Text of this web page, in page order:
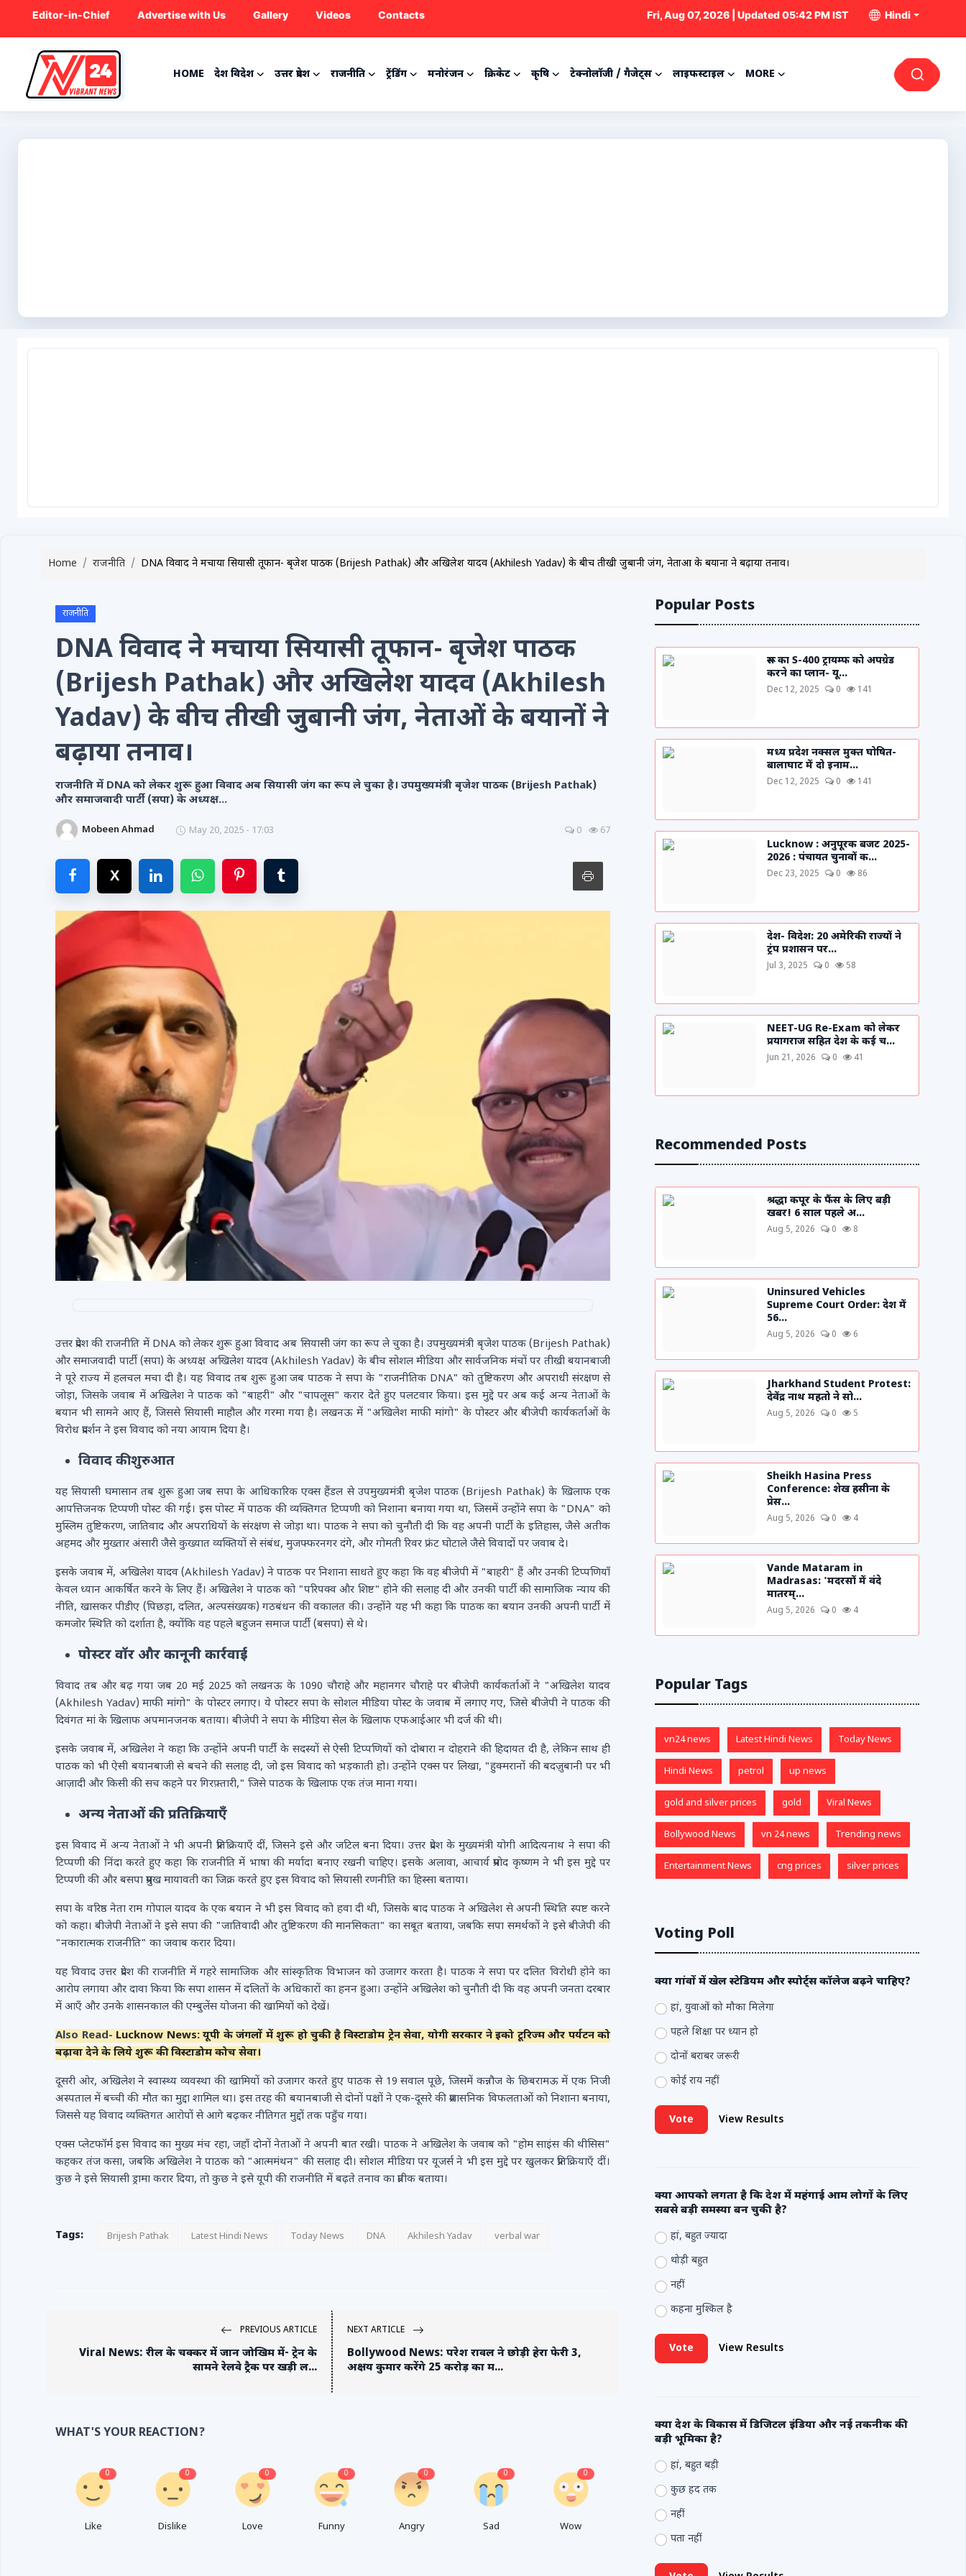
Editor-in-Chief Advertise with Us Gallery Videos Contacts Fri, Aug 07, 2026 | Updated 05:42 PM IST Hindi
HOME देश विदेश उत्तर प्रदेश राजनीति ट्रेंडिंग मनोरंजन क्रिकेट कृषि टेक्नोलॉजी / गैजेट्स लाइफस्टाइल MORE
Home
Advertise with Us
Contacts
Home राजनीति DNA विवाद ने मचाया सियासी तूफान- बृजेश पाठक (Brijesh Pathak) और अखिलेश यादव (Akhilesh Yadav) के बीच तीखी जुबानी जंग, नेताओं के बयानों ने बढ़ाया तनाव।
राजनीति
DNA विवाद ने मचाया सियासी तूफान- बृजेश पाठक
(Brijesh Pathak) और अखिलेश यादव (Akhilesh
Yadav) के बीच तीखी जुबानी जंग, नेताओं के बयानों ने
बढ़ाया तनाव।
राजनीति में DNA को लेकर शुरू हुआ विवाद अब सियासी जंग का रूप ले चुका है। उपमुख्यमंत्री बृजेश पाठक (Brijesh Pathak)
और समाजवादी पार्टी (सपा) के अध्यक्ष...
Mobeen Ahmad May 20, 2025 - 17:03 0 67
उत्तर प्रदेश की राजनीति में DNA को लेकर शुरू हुआ विवाद अब सियासी जंग का रूप ले चुका है। उपमुख्यमंत्री बृजेश पाठक (Brijesh Pathak)
और समाजवादी पार्टी (सपा) के अध्यक्ष अखिलेश यादव (Akhilesh Yadav) के बीच सोशल मीडिया और सार्वजनिक मंचों पर तीखी बयानबाजी
ने पूरे राज्य में हलचल मचा दी है। यह विवाद तब शुरू हुआ जब पाठक ने सपा के "राजनीतिक DNA" को तुष्टिकरण और अपराधी संरक्षण से
जोड़ा, जिसके जवाब में अखिलेश ने पाठक को "बाहरी" और "चापलूस" करार देते हुए पलटवार किया। इस मुद्दे पर अब कई अन्य नेताओं के
बयान भी सामने आए हैं, जिससे सियासी माहौल और गरमा गया है। लखनऊ में "अखिलेश माफी मांगो" के पोस्टर और बीजेपी कार्यकर्ताओं के
विरोध प्रदर्शन ने इस विवाद को नया आयाम दिया है।
विवाद की शुरुआत
यह सियासी घमासान तब शुरू हुआ जब सपा के आधिकारिक एक्स हैंडल से उपमुख्यमंत्री बृजेश पाठक (Brijesh Pathak) के खिलाफ एक
आपत्तिजनक टिप्पणी पोस्ट की गई। इस पोस्ट में पाठक की व्यक्तिगत टिप्पणी को निशाना बनाया गया था, जिसमें उन्होंने सपा के "DNA" को
मुस्लिम तुष्टिकरण, जातिवाद और अपराधियों के संरक्षण से जोड़ा था। पाठक ने सपा को चुनौती दी कि वह अपनी पार्टी के इतिहास, जैसे अतीक
अहमद और मुख्तार अंसारी जैसे कुख्यात व्यक्तियों से संबंध, मुजफ्फरनगर दंगे, और गोमती रिवर फ्रंट घोटाले जैसे विवादों पर जवाब दे।
इसके जवाब में, अखिलेश यादव (Akhilesh Yadav) ने पाठक पर निशाना साधते हुए कहा कि वह बीजेपी में "बाहरी" हैं और उनकी टिप्पणियाँ
केवल ध्यान आकर्षित करने के लिए हैं। अखिलेश ने पाठक को "परिपक्व और शिष्ट" होने की सलाह दी और उनकी पार्टी की सामाजिक न्याय की
नीति, खासकर पीडीए (पिछड़ा, दलित, अल्पसंख्यक) गठबंधन की वकालत की। उन्होंने यह भी कहा कि पाठक का बयान उनकी अपनी पार्टी में
कमजोर स्थिति को दर्शाता है, क्योंकि वह पहले बहुजन समाज पार्टी (बसपा) से थे।
पोस्टर वॉर और कानूनी कार्रवाई
विवाद तब और बढ़ गया जब 20 मई 2025 को लखनऊ के 1090 चौराहे और महानगर चौराहे पर बीजेपी कार्यकर्ताओं ने "अखिलेश यादव
(Akhilesh Yadav) माफी मांगो" के पोस्टर लगाए। ये पोस्टर सपा के सोशल मीडिया पोस्ट के जवाब में लगाए गए, जिसे बीजेपी ने पाठक की
दिवंगत मां के खिलाफ अपमानजनक बताया। बीजेपी ने सपा के मीडिया सेल के खिलाफ एफआईआर भी दर्ज की थी।
इसके जवाब में, अखिलेश ने कहा कि उन्होंने अपनी पार्टी के सदस्यों से ऐसी टिप्पणियों को दोबारा न दोहराने की हिदायत दी है, लेकिन साथ ही
पाठक को भी ऐसी बयानबाजी से बचने की सलाह दी, जो इस विवाद को भड़काती हो। उन्होंने एक्स पर लिखा, "हुक्मरानों की बदज़ुबानी पर भी
आज़ादी और किसी की सच कहने पर गिरफ़्तारी," जिसे पाठक के खिलाफ एक तंज माना गया।
अन्य नेताओं की प्रतिक्रियाएँ
इस विवाद में अन्य नेताओं ने भी अपनी प्रतिक्रियाएँ दीं, जिसने इसे और जटिल बना दिया। उत्तर प्रदेश के मुख्यमंत्री योगी आदित्यनाथ ने सपा की
टिप्पणी की निंदा करते हुए कहा कि राजनीति में भाषा की मर्यादा बनाए रखनी चाहिए। इसके अलावा, आचार्य प्रमोद कृष्णम ने भी इस मुद्दे पर
टिप्पणी की और बसपा प्रमुख मायावती का जिक्र करते हुए इस विवाद को सियासी रणनीति का हिस्सा बताया।
सपा के वरिष्ठ नेता राम गोपाल यादव के एक बयान ने भी इस विवाद को हवा दी थी, जिसके बाद पाठक ने अखिलेश से अपनी स्थिति स्पष्ट करने
को कहा। बीजेपी नेताओं ने इसे सपा की "जातिवादी और तुष्टिकरण की मानसिकता" का सबूत बताया, जबकि सपा समर्थकों ने इसे बीजेपी की
"नकारात्मक राजनीति" का जवाब करार दिया।
यह विवाद उत्तर प्रदेश की राजनीति में गहरे सामाजिक और सांस्कृतिक विभाजन को उजागर करता है। पाठक ने सपा पर दलित विरोधी होने का
आरोप लगाया और दावा किया कि सपा शासन में दलितों के अधिकारों का हनन हुआ। उन्होंने अखिलेश को चुनौती दी कि वह अपनी जनता दरबार
में आएँ और उनके शासनकाल की एम्बुलेंस योजना की खामियों को देखें।
Also Read- Lucknow News: यूपी के जंगलों में शुरू हो चुकी है विस्टाडोम ट्रेन सेवा, योगी सरकार ने इको टूरिज्म और पर्यटन को
बढ़ावा देने के लिये शुरू की विस्टाडोम कोच सेवा।
दूसरी ओर, अखिलेश ने स्वास्थ्य व्यवस्था की खामियों को उजागर करते हुए पाठक से 19 सवाल पूछे, जिसमें कन्नौज के छिबरामऊ में एक निजी
अस्पताल में बच्ची की मौत का मुद्दा शामिल था। इस तरह की बयानबाजी से दोनों पक्षों ने एक-दूसरे की प्रशासनिक विफलताओं को निशाना बनाया,
जिससे यह विवाद व्यक्तिगत आरोपों से आगे बढ़कर नीतिगत मुद्दों तक पहुँच गया।
एक्स प्लेटफॉर्म इस विवाद का मुख्य मंच रहा, जहाँ दोनों नेताओं ने अपनी बात रखी। पाठक ने अखिलेश के जवाब को "होम साइंस की थीसिस"
कहकर तंज कसा, जबकि अखिलेश ने पाठक को "आत्ममंथन" की सलाह दी। सोशल मीडिया पर यूजर्स ने भी इस मुद्दे पर खुलकर प्रतिक्रियाएँ दीं।
कुछ ने इसे सियासी ड्रामा करार दिया, तो कुछ ने इसे यूपी की राजनीति में बढ़ते तनाव का प्रतीक बताया।
Tags: Brijesh Pathak Latest Hindi News Today News DNA Akhilesh Yadav verbal war
PREVIOUS ARTICLE
Viral News: रील के चक्कर में जान जोखिम में- ट्रेन के
सामने रेलवे ट्रैक पर खड़ी ल...
NEXT ARTICLE
Bollywood News: परेश रावल ने छोड़ी हेरा फेरी 3,
अक्षय कुमार करेंगे 25 करोड़ का म...
WHAT'S YOUR REACTION?
0
Like
0
Dislike
0
Love
0
Funny
0
Angry
0
Sad
0
Wow
Popular Posts
रूस का S-400 ट्रायम्फ को अपग्रेड
करने का प्लान- यू...
Dec 12, 2025 0 141
मध्य प्रदेश नक्सल मुक्त घोषित-
बालाघाट में दो इनाम...
Dec 12, 2025 0 141
Lucknow : अनुपूरक बजट 2025-
2026 : पंचायत चुनावों क...
Dec 23, 2025 0 86
देश- विदेश: 20 अमेरिकी राज्यों ने
ट्रंप प्रशासन पर...
Jul 3, 2025 0 58
NEET-UG Re-Exam को लेकर
प्रयागराज सहित देश के कई च...
Jun 21, 2026 0 41
Recommended Posts
श्रद्धा कपूर के फैंस के लिए बड़ी
खबर! 6 साल पहले अ...
Aug 5, 2026 0 8
Uninsured Vehicles
Supreme Court Order: देश में
56...
Aug 5, 2026 0 6
Jharkhand Student Protest:
देवेंद्र नाथ महतो ने सो...
Aug 5, 2026 0 5
Sheikh Hasina Press
Conference: शेख हसीना के
प्रेस...
Aug 5, 2026 0 4
Vande Mataram in
Madrasas: 'मदरसों में वंदे
मातरम्...
Aug 5, 2026 0 4
Popular Tags
vn24 news Latest Hindi News Today News
Hindi News petrol up news
gold and silver prices gold Viral News
Bollywood News vn 24 news Trending news
Entertainment News cng prices silver prices
Voting Poll
क्या गांवों में खेल स्टेडियम और स्पोर्ट्स कॉलेज बढ़ने चाहिए?
हां, युवाओं को मौका मिलेगा
पहले शिक्षा पर ध्यान हो
दोनों बराबर जरूरी
कोई राय नहीं
Vote View Results
क्या आपको लगता है कि देश में महंगाई आम लोगों के लिए
सबसे बड़ी समस्या बन चुकी है?
हां, बहुत ज्यादा
थोड़ी बहुत
नहीं
कहना मुश्किल है
Vote View Results
क्या देश के विकास में डिजिटल इंडिया और नई तकनीक की
बड़ी भूमिका है?
हां, बहुत बड़ी
कुछ हद तक
नहीं
पता नहीं